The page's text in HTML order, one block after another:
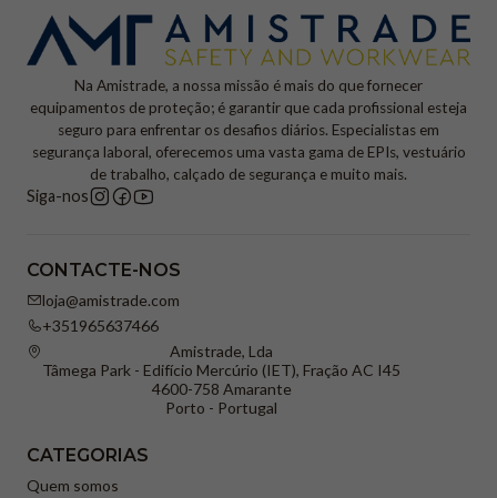
Na Amistrade, a nossa missão é mais do que fornecer
equipamentos de proteção; é garantir que cada profissional esteja
seguro para enfrentar os desafios diários. Especialistas em
segurança laboral, oferecemos uma vasta gama de EPIs, vestuário
de trabalho, calçado de segurança e muito mais.
Siga-nos
CONTACTE-NOS
loja@amistrade.com
+351965637466
Amistrade, Lda
Tâmega Park - Edifício Mercúrio (IET), Fração AC I45
4600-758 Amarante
Porto - Portugal
CATEGORIAS
Quem somos